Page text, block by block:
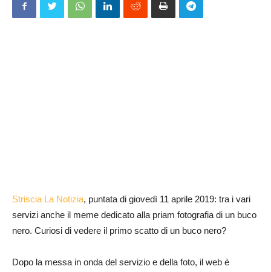
Striscia La Notizia, puntata di giovedì 11 aprile 2019: tra i vari
servizi anche il meme dedicato alla priam fotografia di un buco
nero. Curiosi di vedere il primo scatto di un buco nero?
Dopo la messa in onda del servizio e della foto, il web è